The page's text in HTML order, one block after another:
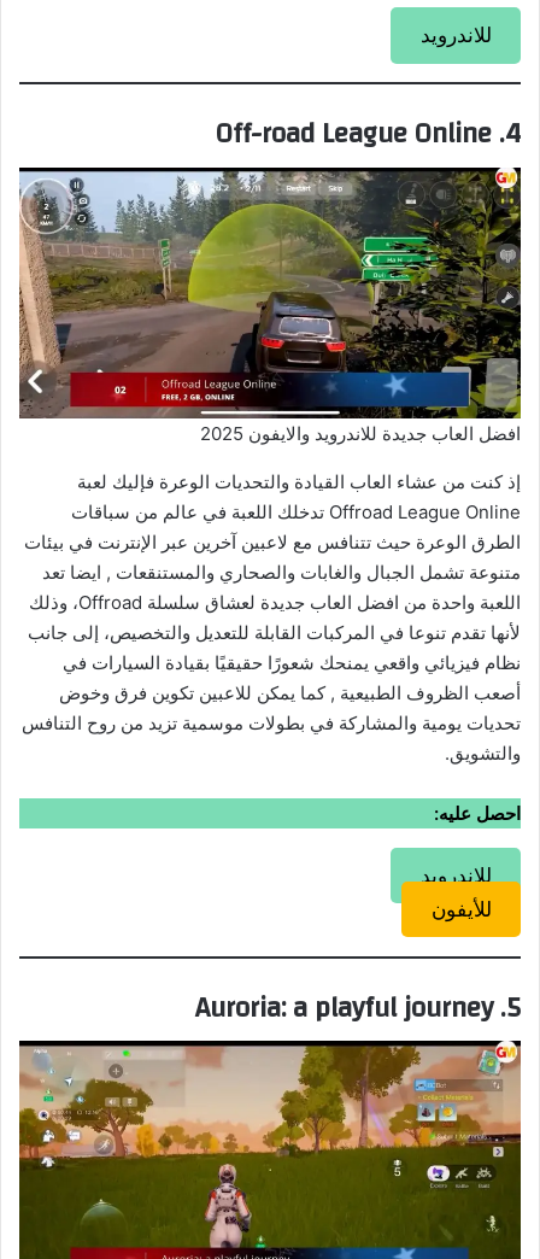
للاندرويد
4. Off-road League Online
افضل العاب جديدة للاندرويد والايفون 2025
إذ كنت من عشاء العاب القيادة والتحديات الوعرة فإليك لعبة
Offroad League Online تدخلك اللعبة في عالم من سباقات
الطرق الوعرة حيث تتنافس مع لاعبين آخرين عبر الإنترنت في بيئات
متنوعة تشمل الجبال والغابات والصحاري والمستنقعات , ايضا تعد
اللعبة واحدة من افضل العاب جديدة لعشاق سلسلة Offroad، وذلك
لأنها تقدم تنوعا في المركبات القابلة للتعديل والتخصيص، إلى جانب
نظام فيزيائي واقعي يمنحك شعورًا حقيقيًا بقيادة السيارات في
أصعب الظروف الطبيعية , كما يمكن للاعبين تكوين فرق وخوض
تحديات يومية والمشاركة في بطولات موسمية تزيد من روح التنافس
والتشويق.
احصل عليه:
للاندرويد
للأيفون
5. Auroria: a playful journey